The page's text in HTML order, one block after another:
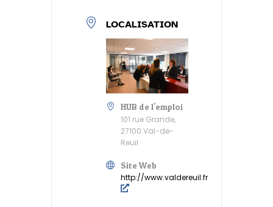
LOCALISATION
HUB de l'emploi
101 rue Grande,
27100 Val-de-
Reuil
Site Web
http://www.valdereuil.fr